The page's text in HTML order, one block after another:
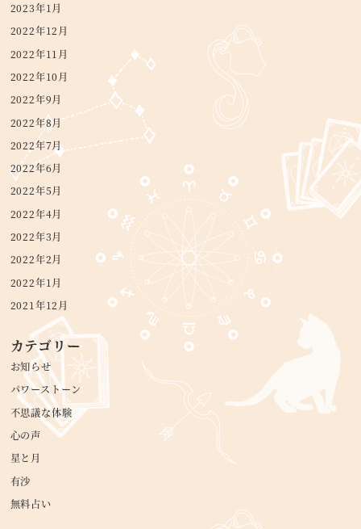
2023年1月
2022年12月
2022年11月
2022年10月
2022年9月
2022年8月
2022年7月
2022年6月
2022年5月
2022年4月
2022年3月
2022年2月
2022年1月
2021年12月
カテゴリー
お知らせ
パワーストーン
不思議な体験
心の声
星と月
有沙
無料占い